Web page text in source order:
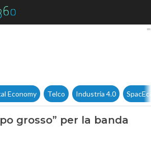
A Torino “colpo grosso” per
Economy Telco Industria 4.0
grosso” per la banda